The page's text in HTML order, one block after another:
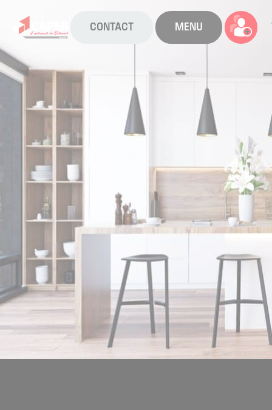
CONTACT MENU
La CAPEB
Nos services
Agenda
Actualités
Boîte à outils
Boutique
Contact
Location de salles
Trouver un artisan
Devenir adhérent
Espace adhérent